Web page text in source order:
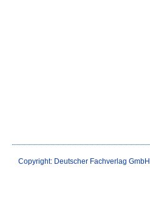
Copyright: Deutscher Fachverlag GmbH